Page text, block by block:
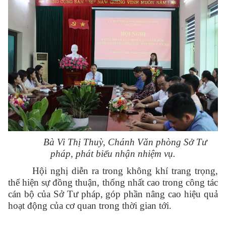
Bà Vi Thị Thuỳ, Chánh Văn phòng Sở Tư
pháp, phát biểu nhận nhiệm vụ.
Hội nghị diễn ra trong không khí trang trọng,
thể hiện sự đồng thuận, thống nhất cao trong công tác
cán bộ của Sở Tư pháp, góp phần nâng cao hiệu quả
hoạt động của cơ quan trong thời gian tới.